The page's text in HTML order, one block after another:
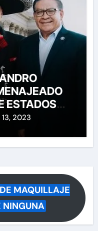
ESTADOS
2023
MAQUILLAJE
NINGUNA